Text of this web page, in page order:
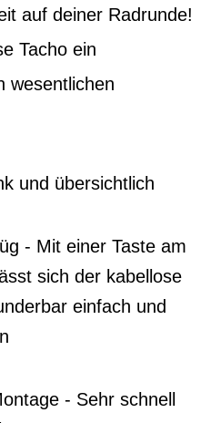
auf deiner Radrunde!
Tacho ein
wesentlichen
und übersichtlich
- Mit einer Taste am
sich der kabellose
einfach und
- Sehr schnell